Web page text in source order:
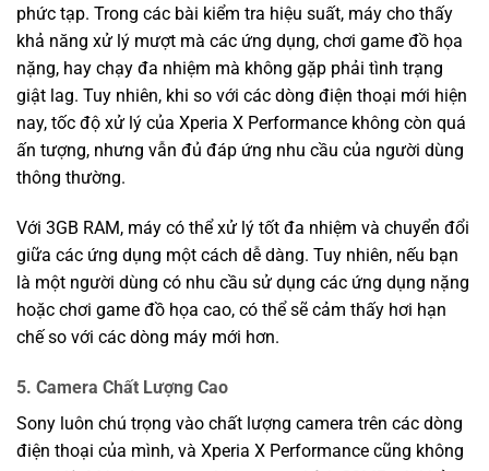
phức tạp. Trong các bài kiểm tra hiệu suất, máy cho thấy
khả năng xử lý mượt mà các ứng dụng, chơi game đồ họa
nặng, hay chạy đa nhiệm mà không gặp phải tình trạng
giật lag. Tuy nhiên, khi so với các dòng điện thoại mới hiện
nay, tốc độ xử lý của Xperia X Performance không còn quá
ấn tượng, nhưng vẫn đủ đáp ứng nhu cầu của người dùng
thông thường.
Với 3GB RAM, máy có thể xử lý tốt đa nhiệm và chuyển đổi
giữa các ứng dụng một cách dễ dàng. Tuy nhiên, nếu bạn
là một người dùng có nhu cầu sử dụng các ứng dụng nặng
hoặc chơi game đồ họa cao, có thể sẽ cảm thấy hơi hạn
chế so với các dòng máy mới hơn.
5. Camera Chất Lượng Cao
Sony luôn chú trọng vào chất lượng camera trên các dòng
điện thoại của mình, và Xperia X Performance cũng không